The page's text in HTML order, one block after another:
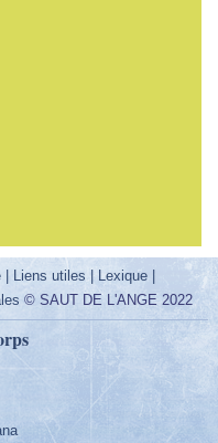
Liens utiles | Lexique
© SAUT DE L'ANGE 2022